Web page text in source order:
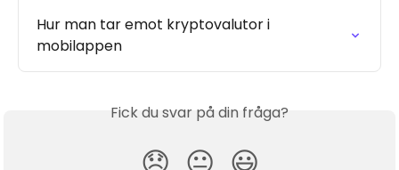
Hur man tar emot kryptovalutor i
mobilappen
Fick du svar på din fråga?